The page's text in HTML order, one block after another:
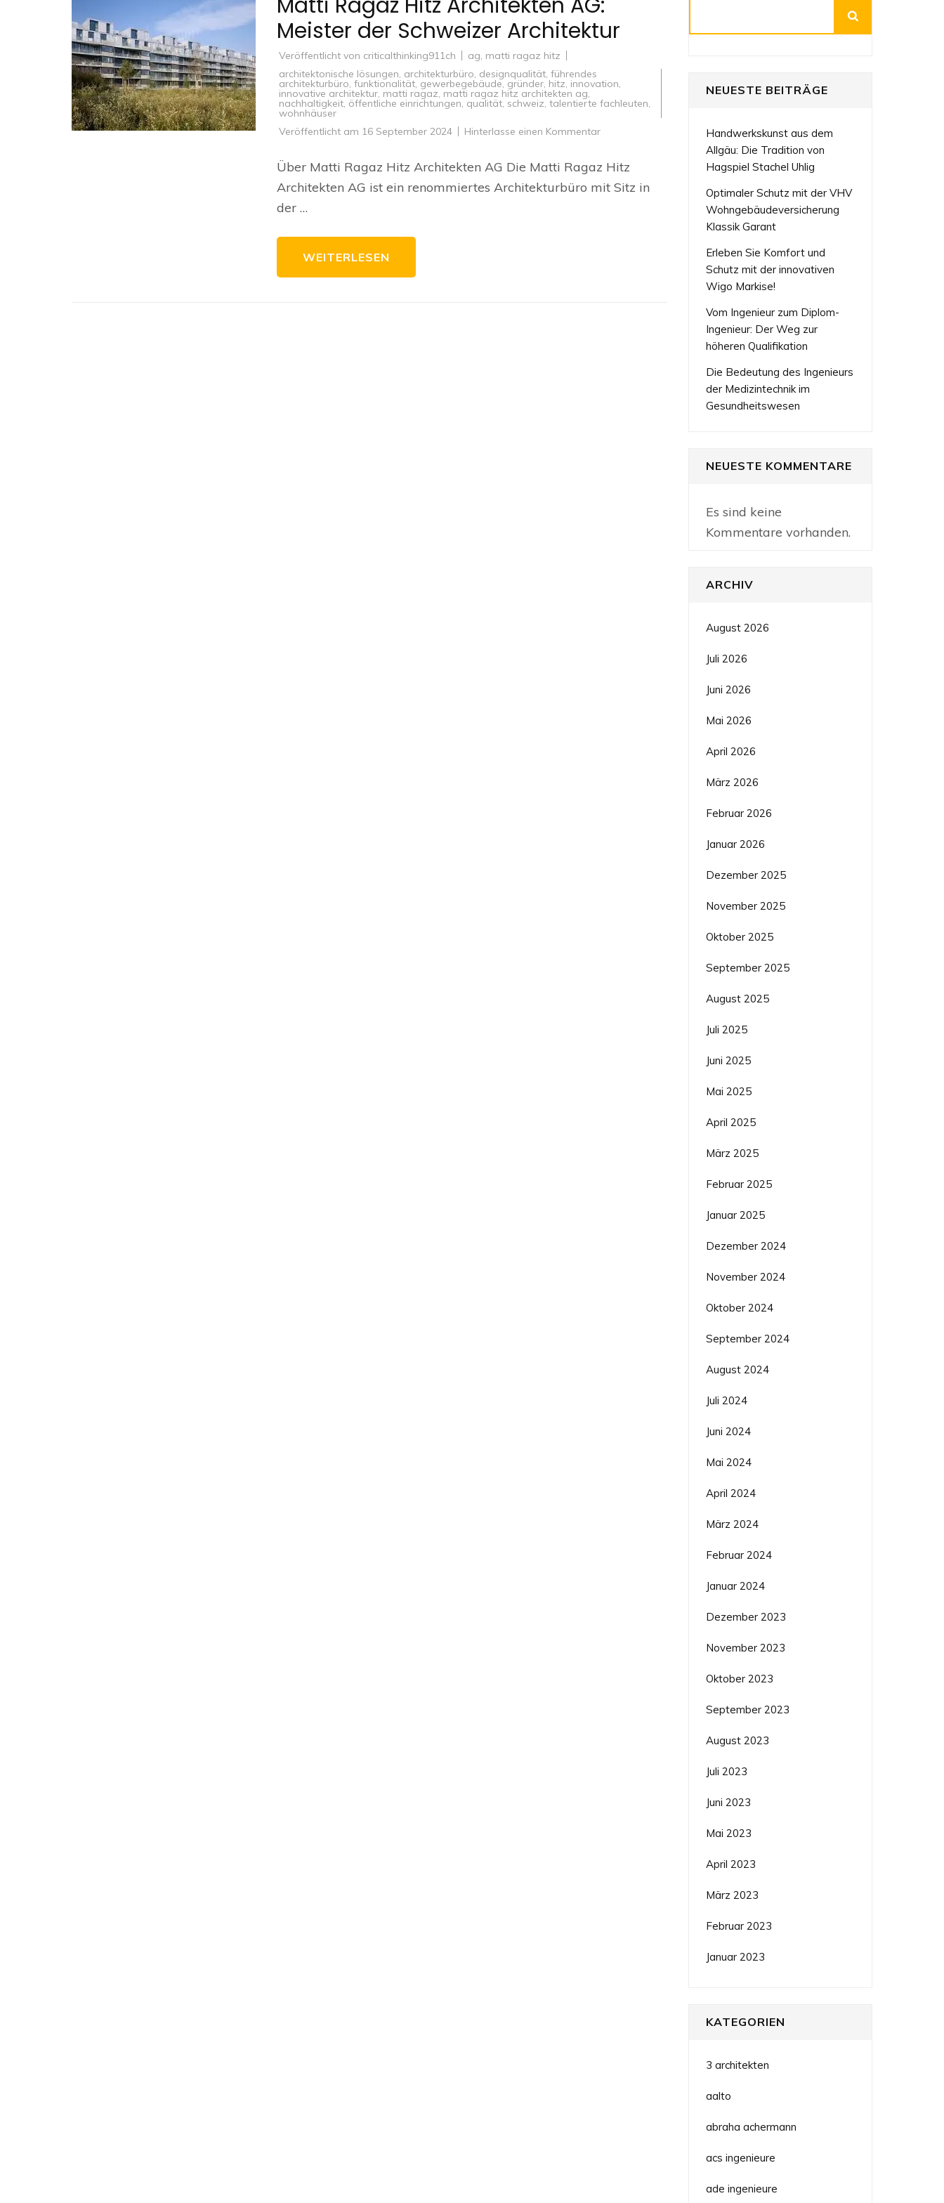
Meister der Schweizer Architektur
Veröffentlicht von criticalthinking911ch ag, matti ragaz hitz
architektonische lösungen, architekturbüro, designqualität, führendes
architekturbüro, funktionalität, gewerbegebäude, gründer, hitz, innovation,
innovative architektur, matti ragaz, matti ragaz hitz architekten ag,
nachhaltigkeit, öffentliche einrichtungen, qualität, schweiz, talentierte fachleuten,
wohnhäuser
Veröffentlicht am 16 September 2024 Hinterlasse einen Kommentarzu
Hitz
Architekten
Meister
Über Matti Ragaz Hitz Architekten AG Die Matti Ragaz Hitz
Architekten AG ist ein renommiertes Architekturbüro mit Sitz in
der …
WEITERLESEN
NEUESTE BEITRÄGE
Handwerkskunst aus dem
Allgäu: Die Tradition von
Hagspiel Stachel Uhlig
Optimaler Schutz mit der VHV
Wohngebäudeversicherung
Klassik Garant
Erleben Sie Komfort und
Schutz mit der innovativen
Wigo Markise!
Vom Ingenieur zum Diplom-
Ingenieur: Der Weg zur
höheren Qualifikation
Die Bedeutung des Ingenieurs
der Medizintechnik im
Gesundheitswesen
NEUESTE KOMMENTARE
Es sind keine
Kommentare vorhanden.
ARCHIV
August 2026
Juli 2026
Juni 2026
Mai 2026
April 2026
März 2026
Februar 2026
Januar 2026
Dezember 2025
November 2025
Oktober 2025
September 2025
August 2025
Juli 2025
Juni 2025
Mai 2025
April 2025
März 2025
Februar 2025
Januar 2025
Dezember 2024
November 2024
Oktober 2024
September 2024
August 2024
Juli 2024
Juni 2024
Mai 2024
April 2024
März 2024
Februar 2024
Januar 2024
Dezember 2023
November 2023
Oktober 2023
September 2023
August 2023
Juli 2023
Juni 2023
Mai 2023
April 2023
März 2023
Februar 2023
Januar 2023
KATEGORIEN
3 architekten
aalto
abraha achermann
acs ingenieure
ade ingenieure